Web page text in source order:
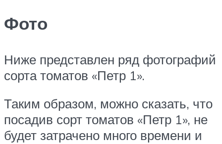
Фото
Ниже представлен ряд фотографий
сорта томатов «Петр 1».
Таким образом, можно сказать, что
посадив сорт томатов «Петр 1», не
будет затрачено много времени и